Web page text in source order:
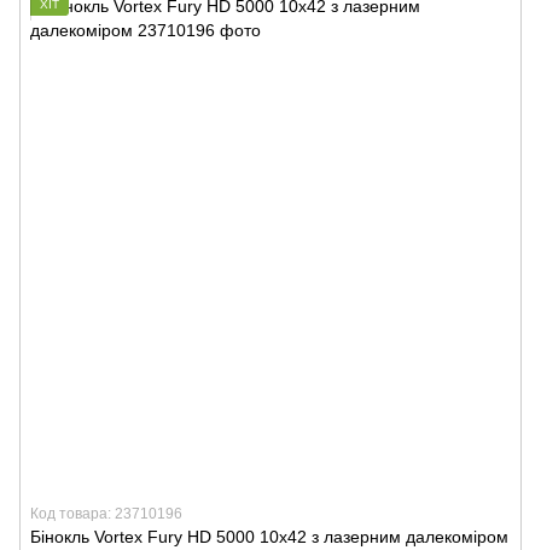
ХІТ
Код товара: 23710196
Бінокль Vortex Fury HD 5000 10х42 з лазерним далекоміром